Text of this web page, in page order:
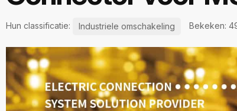
Hun classificatie: Industriele omschakeling Bekeken: